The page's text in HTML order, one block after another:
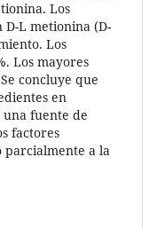
Los
D-L metionina (D-
Los
Los mayores
concluye que
en
una fuente de
factores
parcialmente a la